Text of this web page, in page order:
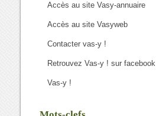
Accès au site Vasy-annuaire
Accès au site Vasyweb
Contacter vas-y !
Retrouvez Vas-y ! sur facebook
Vas-y !